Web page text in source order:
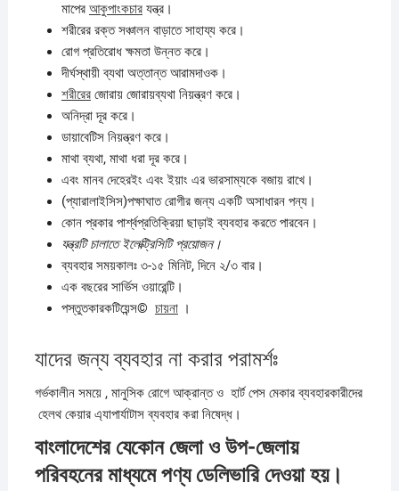
মাপের আকুপাংকচারযন্ত্র।
শরীরের রক্ত সঞ্চালন বাড়াতে সাহায্য করে।
রোগ প্রতিরোধ ক্ষমতা উন্নত করে।
দীর্ঘস্থায়ী ব্যথা অত্তান্ত আরামদাওক।
শরীরেরজোরায় জোরায়ব্যথা নিয়ন্ত্রণ করে।
অনিদ্রা দূর করে।
ডায়াবেটিস নিয়ন্ত্রণ করে।
মাথা ব্যথা, মাথা ধরা দূর করে।
এবং মানব দেহেরইং এবং ইয়াং এর ভারসাম্যকে বজায় রাখে।
(প্যারালাইসিস)পক্ষাঘাত রোগীর জন্য একটি অসাধারন পন্য।
কোন প্রকার পার্শ্বপ্রতিক্রিয়া ছাড়াই ব্যবহার করতে পারবেন।
যন্ত্রটিচালাতেইলেক্ট্রিসিটিপ্রয়োজন।
ব্যবহার সময়কালঃ ৩-১৫ মিনিট, দিনে ২/৩ বার।
এক বছরের সার্ভিস ওয়ারেন্টি।
পস্তুতকারকটিয়েন্স© চায়না।
যাদের জন্য ব্যবহার না করার পরামর্শঃ
গর্ভকালীন সময়ে , মানুসিক রোগে আক্রান্ত ও হার্ট পেস মেকার ব্যবহারকারীদের
হেলথ কেয়ার এ্যাপার্যাটাস ব্যবহার করা নিষেদ্ধ।
বাংলাদেশের যেকোন জেলা ও উপ-জেলায়
পরিবহনের মাধ্যমে পণ্য ডেলিভারি দেওয়া হয়।